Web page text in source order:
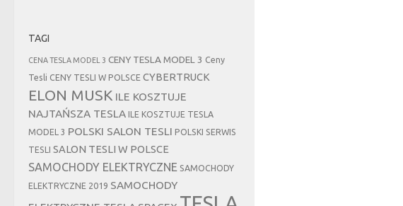
TAGI
CENA TESLA MODEL 3 CENY TESLA MODEL 3 Ceny
Tesli CENY TESLI W POLSCE CYBERTRUCK
ELON MUSK ILE KOSZTUJE
NAJTAŃSZA TESLA
ILE KOSZTUJE TESLA
MODEL 3 POLSKI SALON TESLI POLSKI SERWIS
TESLI
SALON TESLI W POLSCE
SAMOCHODY ELEKTRYCZNE SAMOCHODY
ELEKTRYCZNE 2019 SAMOCHODY